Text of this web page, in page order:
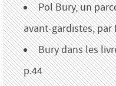
Pol Bury, un
avant-gardistes, par
Bury dans les
p.44